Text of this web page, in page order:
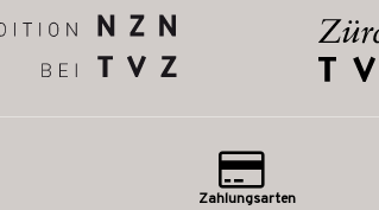
Zahlungsarten